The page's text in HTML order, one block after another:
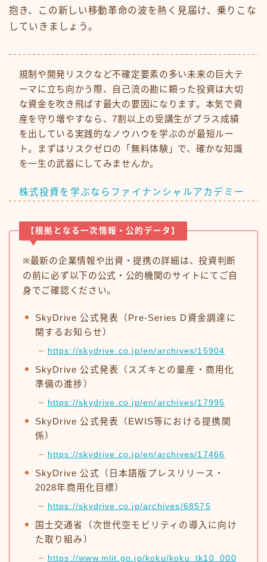
抱き、この新しい移動革命の波を熱く見届け、乗りこな
していきましょう。
規制や開発リスクなど不確定要素の多い未来の巨大テ
ーマに立ち向かう際、自己流の勘に頼った投資は大切
な資金を吹き飛ばす最大の要因になります。本気で資
産を守り増やすなら、7割以上の受講生がプラス成績
を出している実践的なノウハウを学ぶのが最短ルー
ト。まずはリスクゼロの「無料体験」で、確かな知識
を一生の武器にしてみませんか。
株式投資を学ぶならファイナンシャルアカデミー
【根拠となる一次情報・公的データ】
※最新の企業情報や出資・提携の詳細は、投資判断
の前に必ず以下の公式・公的機関のサイトにてご自
身でご確認ください。
SkyDrive 公式発表（Pre-Series D資金調達に
関するお知らせ）
https://skydrive.co.jp/en/archives/15904
SkyDrive 公式発表（スズキとの量産・商用化
準備の進捗）
https://skydrive.co.jp/en/archives/17995
SkyDrive 公式発表（EWIS等における提携関
係）
https://skydrive.co.jp/en/archives/17466
SkyDrive 公式（日本語版プレスリリース・
2028年商用化目標）
https://skydrive.co.jp/archives/68575
国土交通省（次世代空モビリティの導入に向け
た取り組み）
https://www.mlit.go.jp/koku/koku_tk10_000